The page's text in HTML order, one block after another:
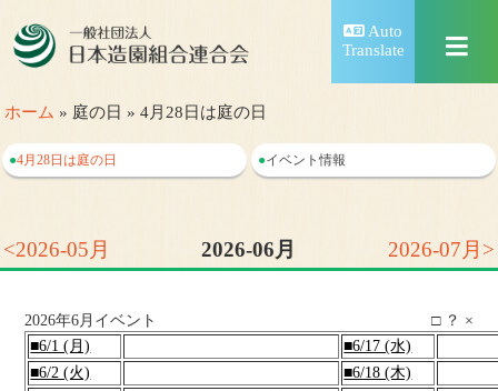
Auto
Translate
ホーム » 庭の日 » 4月28日は庭の日
●4月28日は庭の日 ●イベント情報
<2026-05月 2026-06月 2026-07月>
□ ？ ×
2026年6月イベント
■6/1 (月)
■6/17 (水)
■6/2 (火)
■6/18 (木)